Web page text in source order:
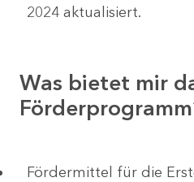
2024 aktualisiert.
Was bietet mir
Fördermittel für die